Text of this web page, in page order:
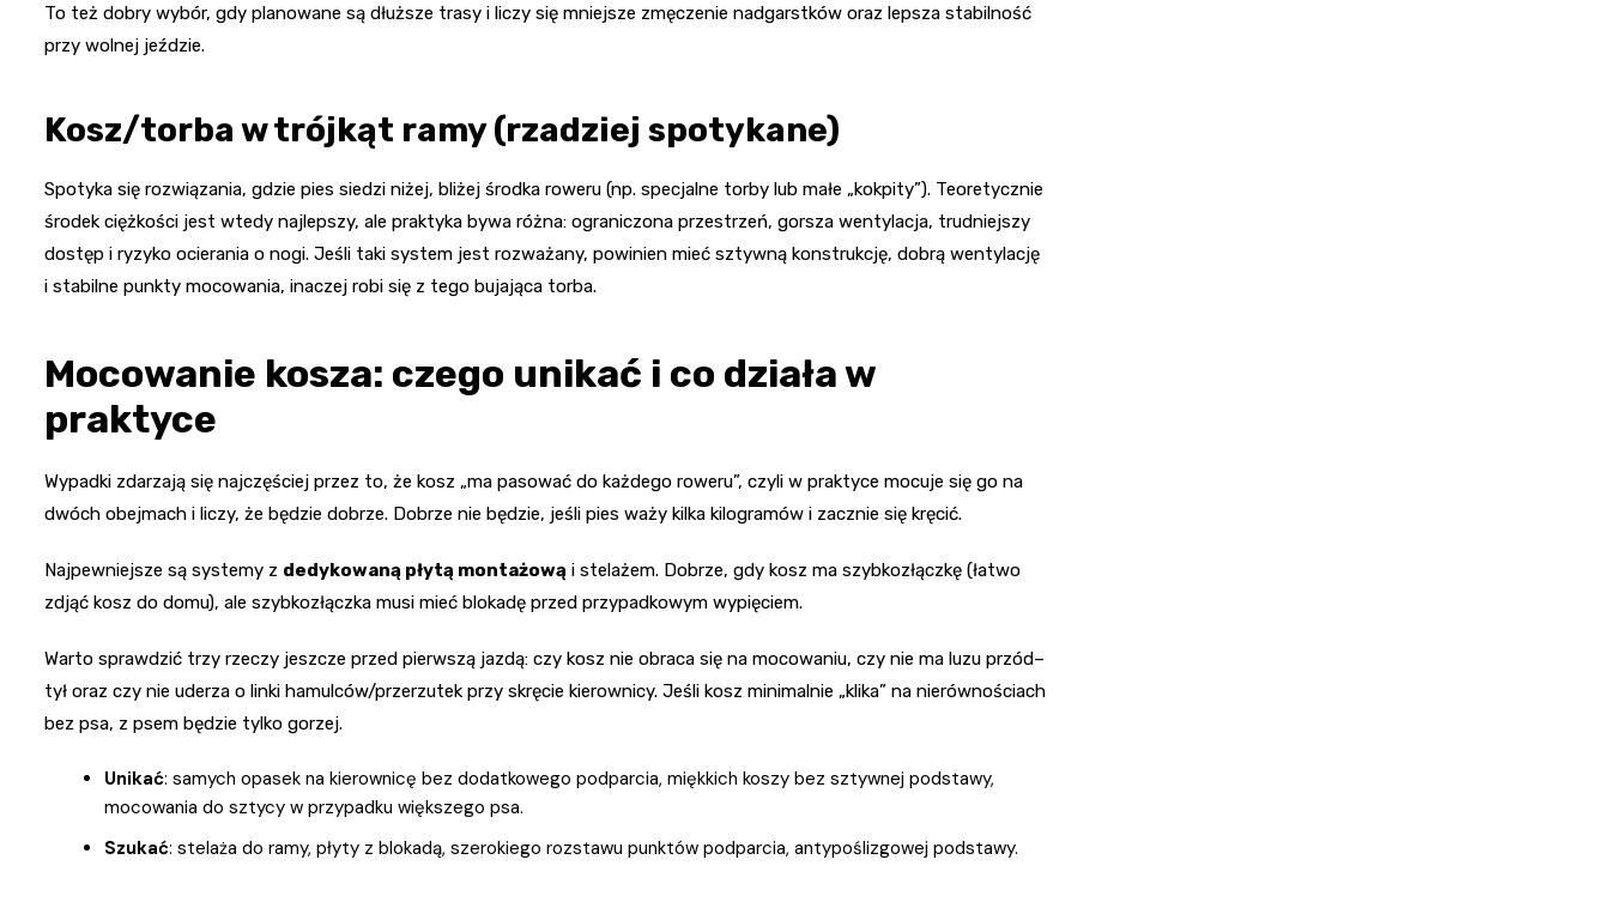
To też dobry wybór, gdy planowane są dłuższe trasy i liczy się mniejsze zmęczenie nadgarstków oraz lepsza stabilność
przy wolnej jeździe.
Kosz/torba w trójkąt ramy (rzadziej spotykane)
Spotyka się rozwiązania, gdzie pies siedzi niżej, bliżej środka roweru (np. specjalne torby lub małe „kokpity”). Teoretycznie
środek ciężkości jest wtedy najlepszy, ale praktyka bywa różna: ograniczona przestrzeń, gorsza wentylacja, trudniejszy
dostęp i ryzyko ocierania o nogi. Jeśli taki system jest rozważany, powinien mieć sztywną konstrukcję, dobrą wentylację
i stabilne punkty mocowania, inaczej robi się z tego bujająca torba.
Mocowanie kosza: czego unikać i co działa w
praktyce
Wypadki zdarzają się najczęściej przez to, że kosz „ma pasować do każdego roweru”, czyli w praktyce mocuje się go na
dwóch obejmach i liczy, że będzie dobrze. Dobrze nie będzie, jeśli pies waży kilka kilogramów i zacznie się kręcić.
Najpewniejsze są systemy z dedykowaną płytą montażową i stelażem. Dobrze, gdy kosz ma szybkozłączkę (łatwo
zdjąć kosz do domu), ale szybkozłączka musi mieć blokadę przed przypadkowym wypięciem.
Warto sprawdzić trzy rzeczy jeszcze przed pierwszą jazdą: czy kosz nie obraca się na mocowaniu, czy nie ma luzu przód–
tył oraz czy nie uderza o linki hamulców/przerzutek przy skręcie kierownicy. Jeśli kosz minimalnie „klika” na nierównościach
bez psa, z psem będzie tylko gorzej.
Unikać: samych opasek na kierownicę bez dodatkowego podparcia, miękkich koszy bez sztywnej podstawy,
mocowania do sztycy w przypadku większego psa.
Szukać: stelaża do ramy, płyty z blokadą, szerokiego rozstawu punktów podparcia, antypoślizgowej podstawy.